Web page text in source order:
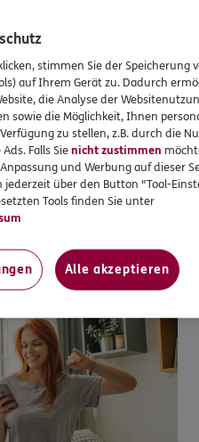
für Kinder
für Kinder
Kinder und nur bei
bei bereits
Kieferorthopädie-
stimmen Sie der Speicherung
auf Ihrem Gerät zu. Dadurch
die Analyse der
sowie die Möglichkeit, Ihnen
zu stellen, z.B. durch die
Ads. Falls Sienicht zustimmen
und Werbung auf dieser
jederzeit über den Button "Tool-
Tools finden Sie unter
Alle akzeptieren